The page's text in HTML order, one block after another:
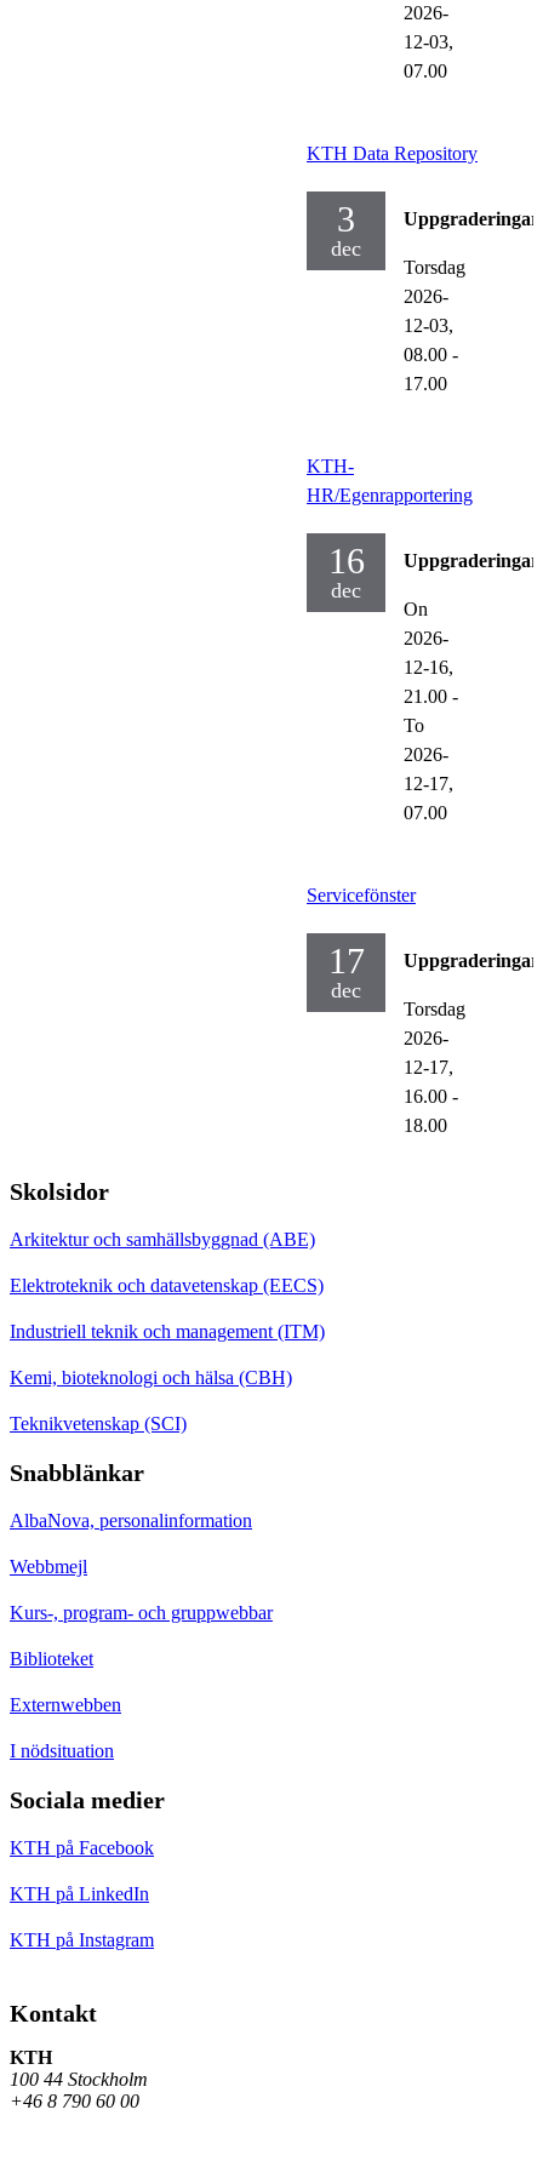
2026-
12-03,
07.00
KTH Data Repository
3
dec
Uppgraderingar
Torsdag
2026-
12-03,
08.00 -
17.00
KTH-
HR/Egenrapportering
16
dec
Uppgraderingar
On
2026-
12-16,
21.00 -
To
2026-
12-17,
07.00
Servicefönster
17
dec
Uppgraderingar
Torsdag
2026-
12-17,
16.00 -
18.00
Skolsidor
Arkitektur och samhällsbyggnad (ABE)
Elektroteknik och datavetenskap (EECS)
Industriell teknik och management (ITM)
Kemi, bioteknologi och hälsa (CBH)
Teknikvetenskap (SCI)
Snabblänkar
AlbaNova, personalinformation
Webbmejl
Kurs-, program- och gruppwebbar
Biblioteket
Externwebben
I nödsituation
Sociala medier
KTH på Facebook
KTH på LinkedIn
KTH på Instagram
Kontakt
KTH
100 44 Stockholm
+46 8 790 60 00